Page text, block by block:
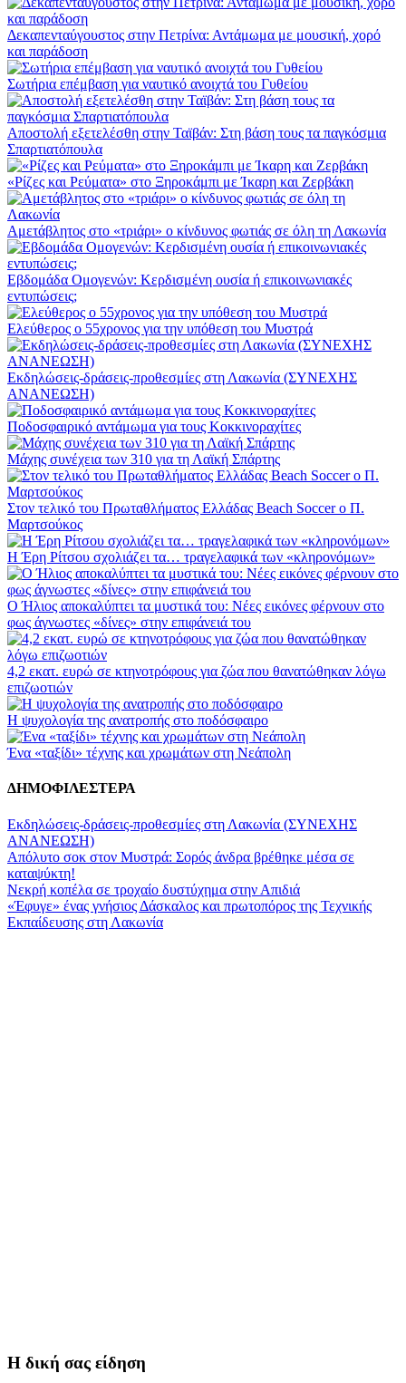
Δεκαπενταύγουστος στην Πετρίνα: Αντάμωμα με μουσική, χορό
και παράδοση
Σωτήρια επέμβαση για ναυτικό ανοιχτά του Γυθείου
Αποστολή εξετελέσθη στην Ταϊβάν: Στη βάση τους τα παγκόσμια
Σπαρτιατόπουλα
«Ρίζες και Ρεύματα» στο Ξηροκάμπι με Ίκαρη και Ζερβάκη
Αμετάβλητος στο «τριάρι» ο κίνδυνος φωτιάς σε όλη τη Λακωνία
Εβδομάδα Ομογενών: Κερδισμένη ουσία ή επικοινωνιακές
εντυπώσεις;
Ελεύθερος ο 55χρονος για την υπόθεση του Μυστρά
Εκδηλώσεις-δράσεις-προθεσμίες στη Λακωνία (ΣΥΝΕΧΗΣ
ΑΝΑΝΕΩΣΗ)
Ποδοσφαιρικό αντάμωμα για τους Κοκκινοραχίτες
Μάχης συνέχεια των 310 για τη Λαϊκή Σπάρτης
Στον τελικό του Πρωταθλήματος Ελλάδας Beach Soccer ο Π.
Μαρτσούκος
Η Έρη Ρίτσου σχολιάζει τα… τραγελαφικά των «κληρονόμων»
Ο Ήλιος αποκαλύπτει τα μυστικά του: Νέες εικόνες φέρνουν στο
φως άγνωστες «δίνες» στην επιφάνειά του
4,2 εκατ. ευρώ σε κτηνοτρόφους για ζώα που θανατώθηκαν λόγω
επιζωοτιών
Η ψυχολογία της ανατροπής στο ποδόσφαιρο
Ένα «ταξίδι» τέχνης και χρωμάτων στη Νεάπολη
ΔΗΜΟΦΙΛΕΣΤΕΡΑ
Εκδηλώσεις-δράσεις-προθεσμίες στη Λακωνία (ΣΥΝΕΧΗΣ
ΑΝΑΝΕΩΣΗ)
Απόλυτο σοκ στον Μυστρά: Σορός άνδρα βρέθηκε μέσα σε
καταψύκτη!
Νεκρή κοπέλα σε τροχαίο δυστύχημα στην Απιδιά
«Έφυγε» ένας γνήσιος Δάσκαλος και πρωτοπόρος της Τεχνικής
Εκπαίδευσης στη Λακωνία
Η δική σας είδηση